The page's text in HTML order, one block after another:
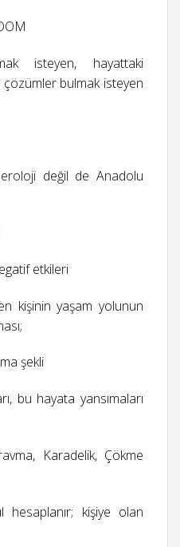
isteyen, hayattaki
çözümler bulmak isteyen
değil de Anadolu
etkileri
kişinin yaşam yolunun
şekli
bu hayata yansımaları
Karadelik, Çökme
kişiye olan